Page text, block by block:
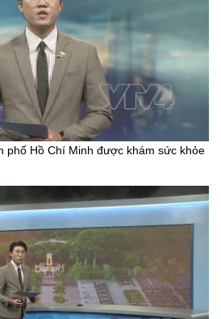
phố Hồ Chí Minh được khám sức khỏe